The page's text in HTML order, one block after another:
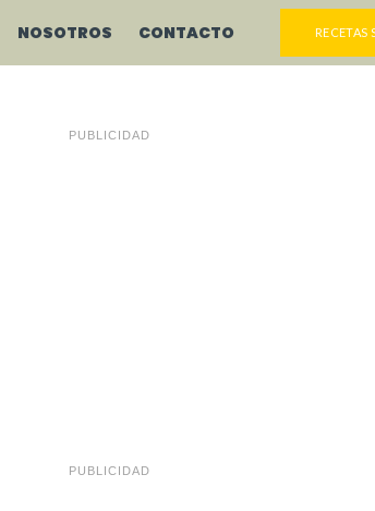
NOSOTROS CONTACTO RECETAS
PUBLICIDAD
PUBLICIDAD